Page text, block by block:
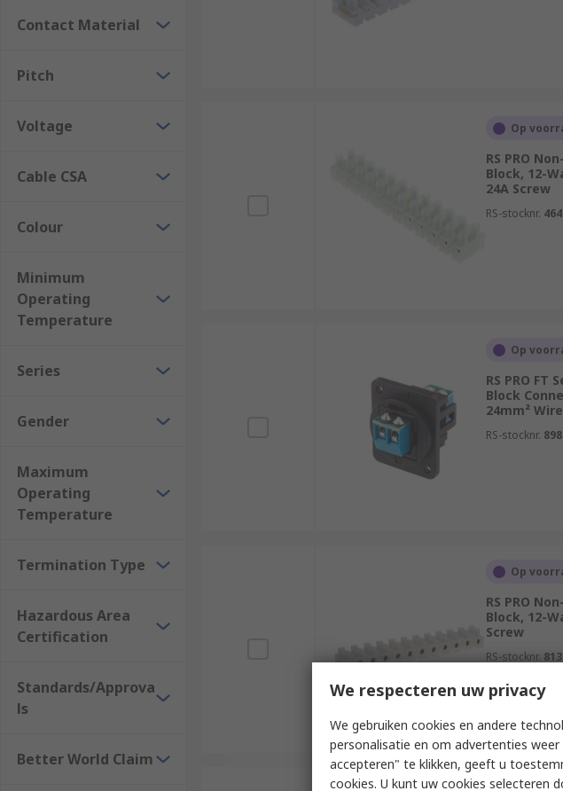
Contact Material
Pitch
Voltage
Cable CSA
Colour
Minimum
Operating
Temperature
Series
Gender
Maximum
Operating
Temperature
Termination Type
Hazardous Area
Certification
Standards/Approva
ls
Better World Claim
Op
RS PRO
Block, 12-
24A Screw
RS-stocknr.
Op
RS PRO FT
Block
24mm²
RS-stocknr.
Op
RS PRO
Block, 12-
Screw
RS-stocknr.
We respecteren uw privacy
We gebruiken cookies en andere
personalisatie en om advertenties
accepteren" te klikken, geeft u
cookies. U kunt uw cookies selecteren